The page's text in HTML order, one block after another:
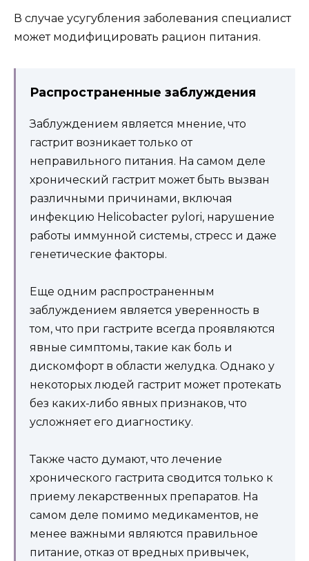
В случае усугубления заболевания специалист
может модифицировать рацион питания.
Распространенные заблуждения
Заблуждением является мнение, что
гастрит возникает только от
неправильного питания. На самом деле
хронический гастрит может быть вызван
различными причинами, включая
инфекцию Helicobacter pylori, нарушение
работы иммунной системы, стресс и даже
генетические факторы.
Еще одним распространенным
заблуждением является уверенность в
том, что при гастрите всегда проявляются
явные симптомы, такие как боль и
дискомфорт в области желудка. Однако у
некоторых людей гастрит может протекать
без каких-либо явных признаков, что
усложняет его диагностику.
Также часто думают, что лечение
хронического гастрита сводится только к
приему лекарственных препаратов. На
самом деле помимо медикаментов, не
менее важными являются правильное
питание, отказ от вредных привычек,